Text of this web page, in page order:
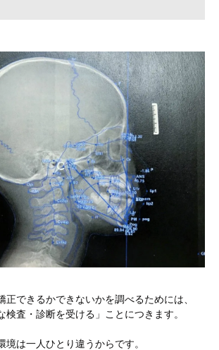
正できるかできないかを調べるためには、
検査・診断を受ける」ことにつきます。
境は一人ひとり違うからです。